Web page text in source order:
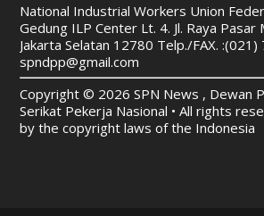
National Industrial Workers Union
Gedung ILP Center Lt. 4. Jl. Raya Pasar
Jakarta Selatan 12780 Telp./FAX.
spndpp@gmail.com
Copyright © 2026 SPN News , Dewan
Serikat Pekerja Nasional • All rights
by the copyright laws of the Indonesia